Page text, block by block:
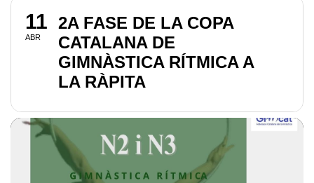
11
ABR
2A FASE DE LA COPA
CATALANA DE
GIMNÀSTICA RÍTMICA A
LA RÀPITA